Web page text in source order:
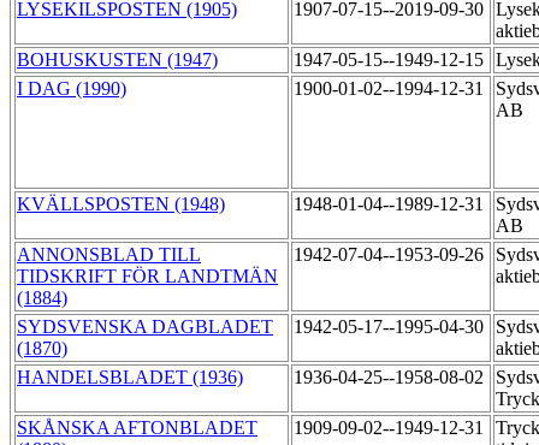
LYSEKILSPOSTEN (1905) 1907-07-15--2019-09-30
BOHUSKUSTEN (1947)
1947-05-15--1949-12-15
I DAG (1990)
1900-01-02--1994-12-31
AB
KVÄLLSPOSTEN (1948) 1948-01-04--1989-12-31
AB
ANNONSBLAD TILL
TIDSKRIFT FÖR LANDTMÄN
(1884)
1942-07-04--1953-09-26
SYDSVENSKA DAGBLADET
(1870)
1942-05-17--1995-04-30
HANDELSBLADET (1936)
1936-04-25--1958-08-02
SKÅNSKA AFTONBLADET
1909-09-02--1949-12-31